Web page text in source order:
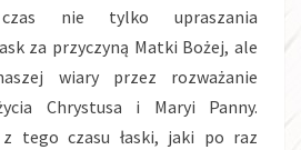
czas nie tylko upraszania
za przyczyną Matki Bożej, ale
wiary przez rozważanie
Chrystusa i Maryi Panny.
z tego czasu łaski, jaki po raz